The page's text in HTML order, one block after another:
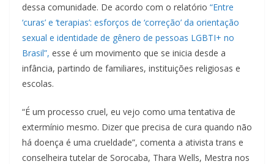
dessa comunidade. De acordo com o relatório “Entre
‘curas’ e ‘terapias’: esforços de ‘correção’ da orientação
sexual e identidade de gênero de pessoas LGBTI+ no
Brasil”, esse é um movimento que se inicia desde a
infância, partindo de familiares, instituições religiosas e
escolas.
“É um processo cruel, eu vejo como uma tentativa de
extermínio mesmo. Dizer que precisa de cura quando não
há doença é uma crueldade”, comenta a ativista trans e
conselheira tutelar de Sorocaba, Thara Wells, Mestra nos